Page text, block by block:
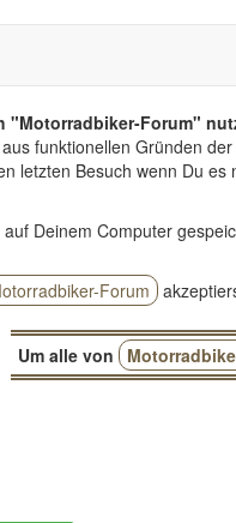
"Motorradbiker-Forum"
funktionellen Gründen
letzten Besuch wenn Du es
Deinem Computer
Forum
Um alle von